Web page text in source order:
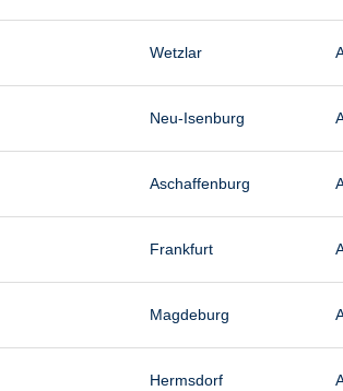
Wetzlar
Neu-Isenburg
Aschaffenburg
Frankfurt
Magdeburg
Hermsdorf